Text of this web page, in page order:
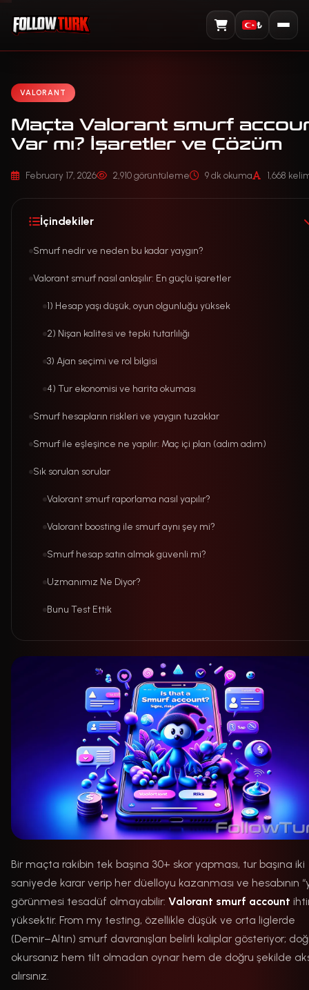
Sepeti Görüntüle
₺
VALORANT
Maçta Valorant smurf
Var mı? İşaretler ve Çözüm
February 17, 2026 2,910 görüntüleme 9 dk okuma 1,668
İçindekiler
Smurf nedir ve neden bu kadar yaygın?
Valorant smurf nasıl anlaşılır: En güçlü işaretler
1) Hesap yaşı düşük, oyun olgunluğu yüksek
2) Nişan kalitesi ve tepki tutarlılığı
3) Ajan seçimi ve rol bilgisi
4) Tur ekonomisi ve harita okuması
Smurf hesapların riskleri ve yaygın tuzaklar
Smurf ile eşleşince ne yapılır: Maç içi plan (adım adım)
Sık sorulan sorular
Valorant smurf raporlama nasıl yapılır?
Valorant boosting ile smurf aynı şey mi?
Smurf hesap satın almak güvenli mi?
Uzmanımız Ne Diyor?
Bunu Test Ettik
Bir maçta rakibin tek başına 30+ skor yapması, tur başına iki
saniyede karar verip her düelloyu kazanması ve hesabının
görünmesi tesadüf olmayabilir: Valorant smurf account
yüksektir. From my testing, özellikle düşük ve orta liglerde
(Demir–Altın) smurf davranışları belirli kalıplar gösteriyor;
okursanız hem tilt olmadan oynar hem de doğru şekilde
alırsınız.